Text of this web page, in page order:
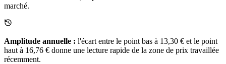
marché.
Amplitude annuelle : l'écart entre le point bas à 13,30 € et le point
haut à 16,76 € donne une lecture rapide de la zone de prix travaillée
récemment.